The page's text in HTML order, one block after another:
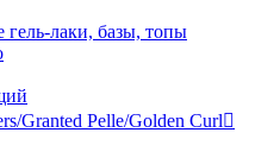
лаки, базы, топы
Granted Pelle/Golden Curl